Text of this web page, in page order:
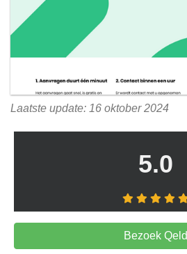
Laatste update: 16 oktober 2024
5.0
Bezoek Qeld